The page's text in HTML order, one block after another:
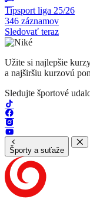
Tipsport liga 25/26
346 záznamov
Sledovať teraz
Užite si najlepšie
a najširšiu kurzovú
Sledujte športové
Športy a suťaže